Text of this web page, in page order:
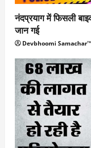
नंदप्रयाग में फिसली
जान गई
Devbhoomi Samachar™